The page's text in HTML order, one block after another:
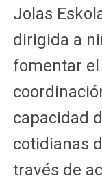
Jolas
dirigida a
fomentar
capacidad
cotidianas
través de